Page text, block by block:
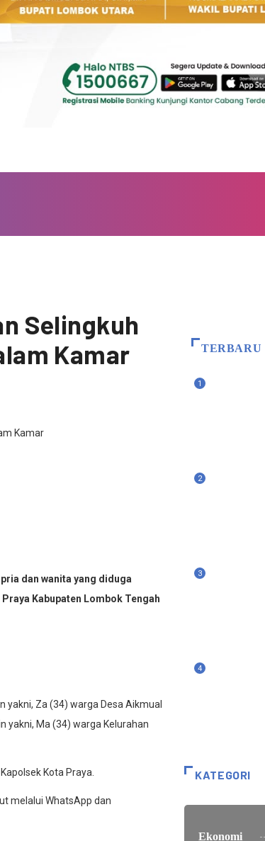
Selingkuh
Kamar
dan wanita yang diduga
Kabupaten Lombok Tengah
yakni, Za (34) warga Desa Aikmual
yakni, Ma (34) warga Kelurahan
Kota Praya.
melalui WhatsApp dan
TERBARU
1
2
3
4
KATEGORI
Ekonomi